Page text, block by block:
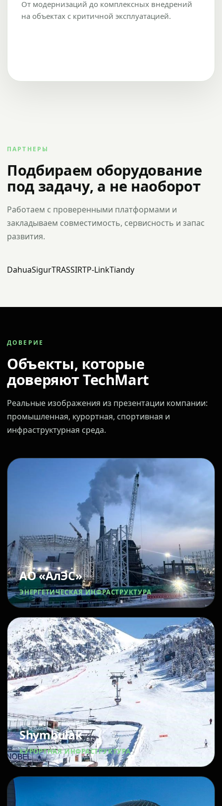
От модернизаций до комплексных внедрений
на объектах с критичной эксплуатацией.
ПАРТНЕРЫ
Подбираем оборудование
под задачу, а не наоборот
Работаем с проверенными платформами и
закладываем совместимость, сервисность и запас
развития.
DahuaSigurTRASSIRTP-LinkTiandy
ДОВЕРИЕ
Объекты, которые
доверяют TechMart
Реальные изображения из презентации компании:
промышленная, курортная, спортивная и
инфраструктурная среда.
АО «АлЭС»
ЭНЕРГЕТИЧЕСКАЯ ИНФРАСТРУКТУРА
Shymbulak
КУРОРТНАЯ ИНФРАСТРУКТУРА